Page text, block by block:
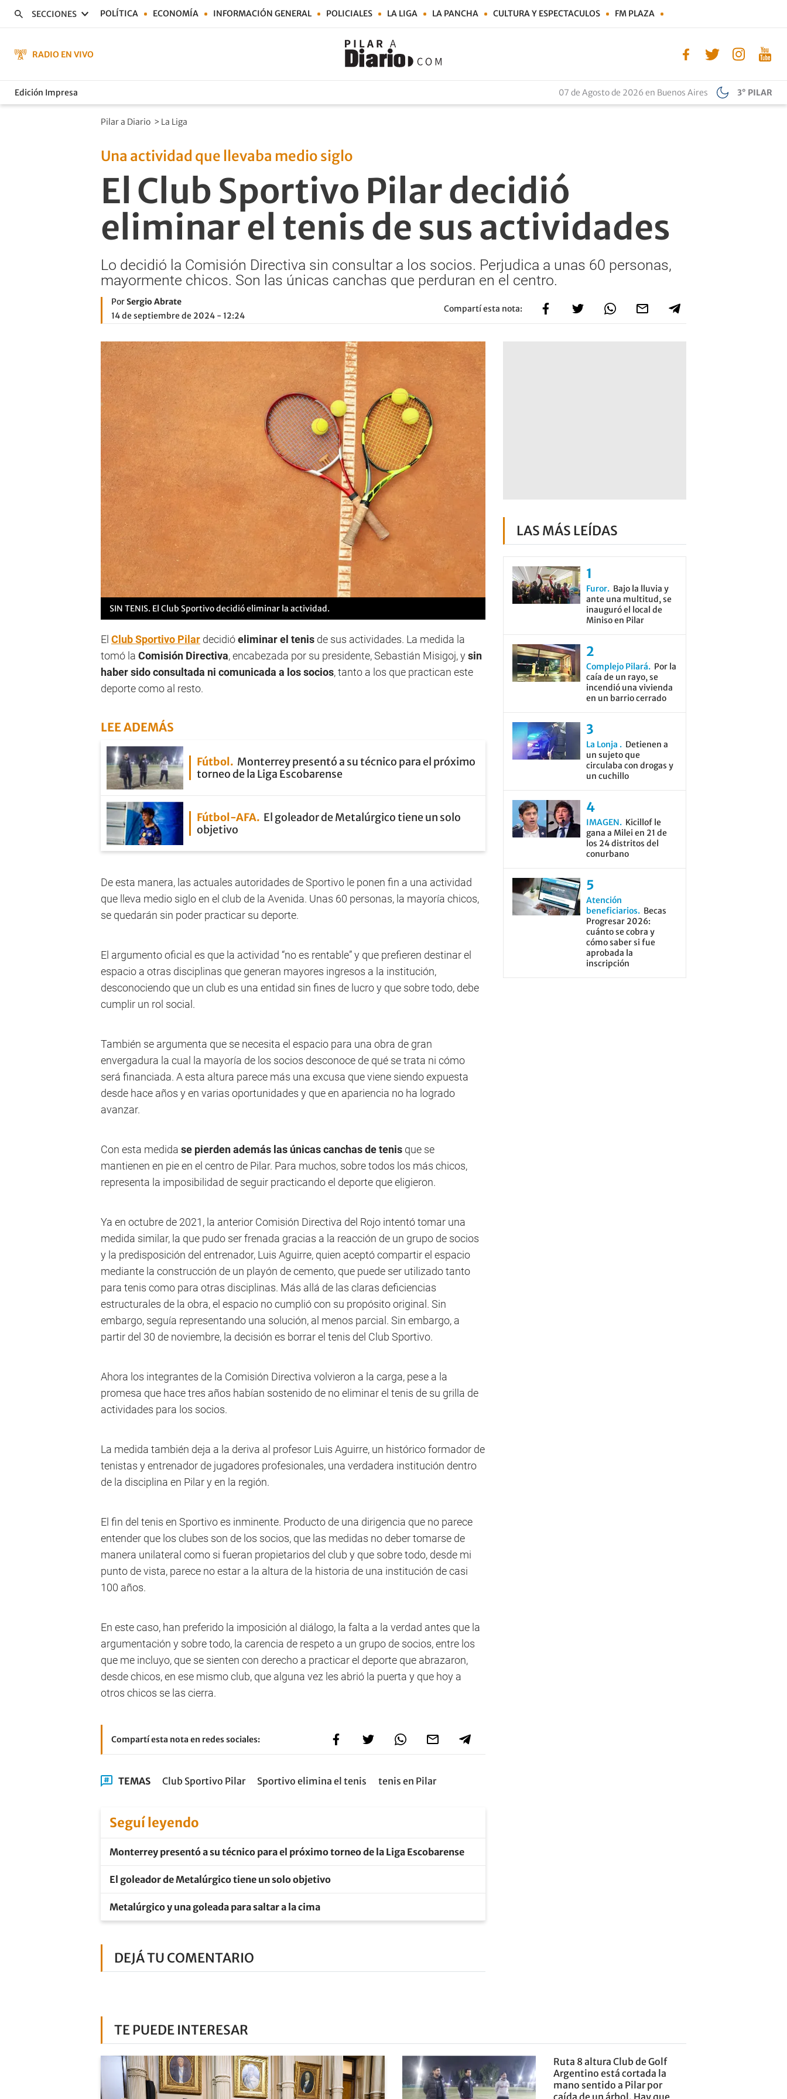
SECCIONES POLÍTICA ECONOMÍA INFORMACIÓN GENERAL POLICIALES LA LIGA LA PANCHA CULTURA Y ESPECTACULOS FM PLAZA
RADIO EN VIVO
Edición Impresa 07 de Agosto de 2026 en Buenos Aires 3° PILAR
Pilar a Diario > La Liga
Una actividad que llevaba medio siglo
El Club Sportivo Pilar decidió
eliminar el tenis de sus actividades
Lo decidió la Comisión Directiva sin consultar a los socios. Perjudica a unas 60 personas,
mayormente chicos. Son las únicas canchas que perduran en el centro.
PorSergio Abrate
14 de septiembre de 2024 - 12:24
Compartí esta nota:
SIN TENIS. El Club Sportivo decidió eliminar la actividad.
El Club Sportivo Pilar decidióeliminar el tenis de sus actividades. La medida la
tomó la Comisión Directiva, encabezada por su presidente, Sebastián Misigoj, ysin
haber sido consultada ni comunicada a los socios, tanto a los que practican este
deporte como al resto.
LEE ADEMÁS
Fútbol
Monterrey presentó a su técnico para el próximo
torneo de la Liga Escobarense
Fútbol-AFA El goleador de Metalúrgico tiene un solo
objetivo
De esta manera, las actuales autoridades de Sportivo le ponen fin a una actividad
que lleva medio siglo en el club de la Avenida. Unas 60 personas, la mayoría chicos,
se quedarán sin poder practicar su deporte.
El argumento oficial es que la actividad “no es rentable” y que prefieren destinar el
espacio a otras disciplinas que generan mayores ingresos a la institución,
desconociendo que un club es una entidad sin fines de lucro y que sobre todo, debe
cumplir un rol social.
También se argumenta que se necesita el espacio para una obra de gran
envergadura la cual la mayoría de los socios desconoce de qué se trata ni cómo
será financiada. A esta altura parece más una excusa que viene siendo expuesta
desde hace años y en varias oportunidades y que en apariencia no ha logrado
avanzar.
Con esta medida se pierden además las únicas canchas de tenis que se
mantienen en pie en el centro de Pilar. Para muchos, sobre todos los más chicos,
representa la imposibilidad de seguir practicando el deporte que eligieron.
Ya en octubre de 2021, la anterior Comisión Directiva del Rojo intentó tomar una
medida similar, la que pudo ser frenada gracias a la reacción de un grupo de socios
y la predisposición del entrenador, Luis Aguirre, quien aceptó compartir el espacio
mediante la construcción de un playón de cemento, que puede ser utilizado tanto
para tenis como para otras disciplinas. Más allá de las claras deficiencias
estructurales de la obra, el espacio no cumplió con su propósito original. Sin
embargo, seguía representando una solución, al menos parcial. Sin embargo, a
partir del 30 de noviembre, la decisión es borrar el tenis del Club Sportivo.
Ahora los integrantes de la Comisión Directiva volvieron a la carga, pese a la
promesa que hace tres años habían sostenido de no eliminar el tenis de su grilla de
actividades para los socios.
La medida también deja a la deriva al profesor Luis Aguirre, un histórico formador de
tenistas y entrenador de jugadores profesionales, una verdadera institución dentro
de la disciplina en Pilar y en la región.
El fin del tenis en Sportivo es inminente. Producto de una dirigencia que no parece
entender que los clubes son de los socios, que las medidas no deber tomarse de
manera unilateral como si fueran propietarios del club y que sobre todo, desde mi
punto de vista, parece no estar a la altura de la historia de una institución de casi
100 años.
En este caso, han preferido la imposición al diálogo, la falta a la verdad antes que la
argumentación y sobre todo, la carencia de respeto a un grupo de socios, entre los
que me incluyo, que se sienten con derecho a practicar el deporte que abrazaron,
desde chicos, en ese mismo club, que alguna vez les abrió la puerta y que hoy a
otros chicos se las cierra.
Compartí esta nota en redes sociales:
TEMAS Club Sportivo Pilar Sportivo elimina el tenis tenis en Pilar
Seguí leyendo
Monterrey presentó a su técnico para el próximo torneo de la Liga Escobarense
El goleador de Metalúrgico tiene un solo objetivo
Metalúrgico y una goleada para saltar a la cima
DEJÁ TU COMENTARIO
LAS MÁS LEÍDAS
Furor
Bajo la lluvia y
ante una multitud, se
inauguró el local de
Miniso en Pilar
Complejo Pilará
Por la
caía de un rayo, se
incendió una vivienda
en un barrio cerrado
La Lonja
Detienen a
un sujeto que
circulaba con drogas y
un cuchillo
IMAGEN
Kicillof le
gana a Milei en 21 de
los 24 distritos del
conurbano
Atención
beneficiarios
Becas
Progresar 2026:
cuánto se cobra y
cómo saber si fue
aprobada la
inscripción
TE PUEDE INTERESAR
Ruta 8 altura Club de Golf
Argentino está cortada la
mano sentido a Pilar por